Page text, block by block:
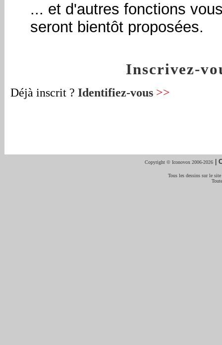
... et d'autres fonctions
seront bientôt proposées.
Inscrivez-
Déjà inscrit ? Identifiez-vous >>
Copyright © Iconovox 2006-2026 |
Tous les dessins sur le